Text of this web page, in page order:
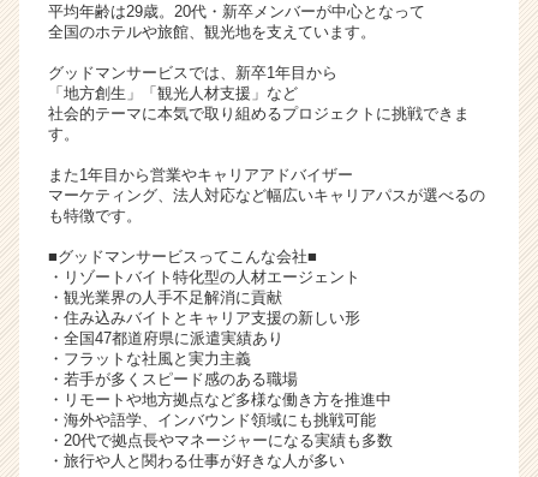
く
就
サ
イ
ア
リ
ア
（C
h
e
e
r
C
a
平均年齢は29歳。20代・新卒メンバーが中心となって
全国のホテルや旅館、観光地を支えています。
グッドマンサービスでは、新卒1年目から
「地方創生」「観光人材支援」など
社会的テーマに本気で取り組めるプロジェクトに挑戦できま
す。
また1年目から営業やキャリアアドバイザー
マーケティング、法人対応など幅広いキャリアパスが選べるの
も特徴です。
■グッドマンサービスってこんな会社■
・リゾートバイト特化型の人材エージェント
・観光業界の人手不足解消に貢献
・住み込みバイトとキャリア支援の新しい形
・全国47都道府県に派遣実績あり
・フラットな社風と実力主義
・若手が多くスピード感のある職場
・リモートや地方拠点など多様な働き方を推進中
・海外や語学、インバウンド領域にも挑戦可能
・20代で拠点長やマネージャーになる実績も多数
・旅行や人と関わる仕事が好きな人が多い